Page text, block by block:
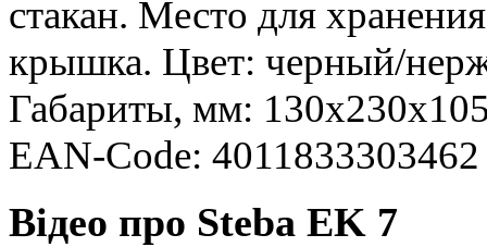
стакан. Место для
крышка. Цвет: черный/
Габариты, мм:
EAN-Code: 4011833303462
Відео про Steba EK 7